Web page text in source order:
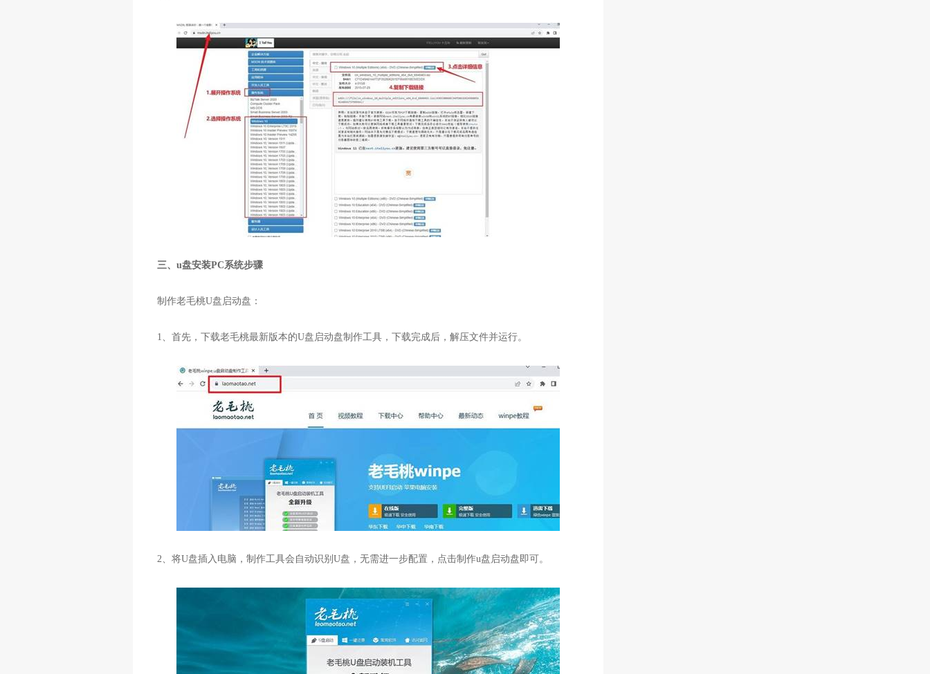
三、u盘安装PC系统步骤
制作老毛桃U盘启动盘：
1、首先，下载老毛桃最新版本的U盘启动盘制作工具，下载完成后，解压文件并运行。
2、将U盘插入电脑，制作工具会自动识别 U盘，无需进一步配置，点击制作u盘启动盘即可。